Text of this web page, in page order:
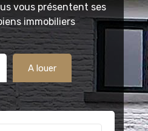
vous présentent ses
immobiliers
A louer